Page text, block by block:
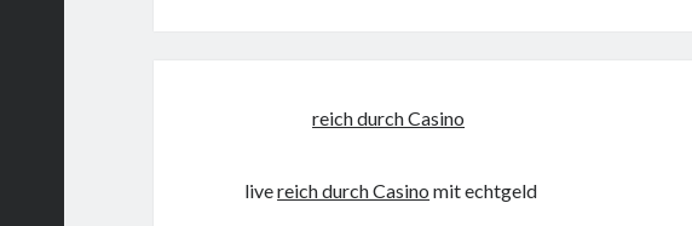
reich durch Casino
livereich durch Casino mit echtgeld